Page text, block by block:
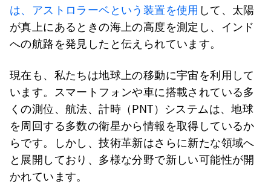
は、アストロラーベという装置を使用 して、太陽
が真上にあるときの海上の高度を測定し、インド
への航路を発見したと伝えられています。
現在も、私たちは地球上の移動に宇宙を利用して
います。スマートフォンや車に搭載されている多
くの測位、航法、計時（PNT）システムは、地球
を周回する多数の衛星から情報を取得しているか
らです。しかし、技術革新はさらに新たな領域へ
と展開しており、多様な分野で新しい可能性が開
かれています。